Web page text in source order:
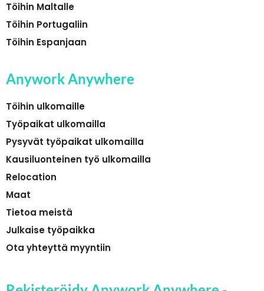
Töihin Maltalle
Töihin Portugaliin
Töihin Espanjaan
Anywork Anywhere
Töihin ulkomaille
Työpaikat ulkomailla
Pysyvät työpaikat ulkomailla
Kausiluonteinen työ ulkomailla
Relocation
Maat
Tietoa meistä
Julkaise työpaikka
Ota yhteyttä myyntiin